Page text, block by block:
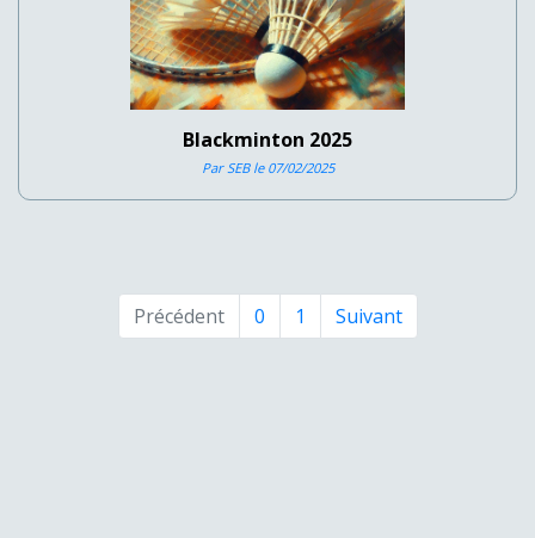
Blackminton 2025
Par SEB le 07/02/2025
Précédent 0 1 Suivant